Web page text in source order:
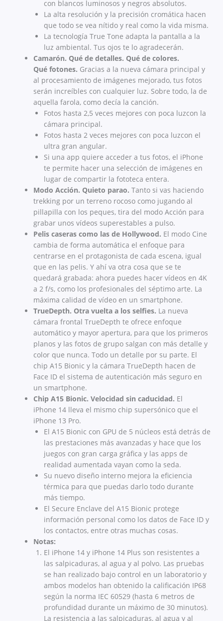
con blancos luminosos y negros absolutos.
La alta resolución y la precisión cromática hacen
que todo se vea nítido y real como la vida misma.
La tecnología True Tone adapta la pantalla a la
luz ambiental. Tus ojos te lo agradecerán.
Camarón. Qué de detalles. Qué de colores.
Qué fotones. Gracias a la nueva cámara principal y
al procesamiento de imágenes mejorado, tus fotos
serán increíbles con cualquier luz. Sobre todo, la de
aquella farola, como decía la canción.
Fotos hasta 2,5 veces mejores con poca luzcon la
cámara principal.
Fotos hasta 2 veces mejores con poca luzcon el
ultra gran angular.
Si una app quiere acceder a tus fotos, el iPhone
te permite hacer una selección de imágenes en
lugar de compartir la fototeca entera.
Modo Acción. Quieto parao. Tanto si vas haciendo
trekking por un terreno rocoso como jugando al
pillapilla con los peques, tira del modo Acción para
grabar unos vídeos superestables a pulso.
Pelis caseras como las de Hollywood. El modo Cine
cambia de forma automática el enfoque para
centrarse en el protagonista de cada escena, igual
que en las pelis. Y ahí va otra cosa que se te
quedará grabada: ahora puedes hacer vídeos en 4K
a 2 f/s, como los profesionales del séptimo arte. La
máxima calidad de vídeo en un smartphone.
TrueDepth. Otra vuelta a los selfies. La nueva
cámara frontal TrueDepth te ofrece enfoque
automático y mayor apertura, para que los primeros
planos y las fotos de grupo salgan con más detalle y
color que nunca. Todo un detalle por su parte. El
chip A15 Bionic y la cámara TrueDepth hacen de
Face ID el sistema de autenticación más seguro en
un smartphone.
Chip A15 Bionic. Velocidad sin caducidad. El
iPhone 14 lleva el mismo chip supersónico que el
iPhone 13 Pro.
El A15 Bionic con GPU de 5 núcleos está detrás de
las prestaciones más avanzadas y hace que los
juegos con gran carga gráfica y las apps de
realidad aumentada vayan como la seda.
Su nuevo diseño interno mejora la eficiencia
térmica para que puedas darlo todo durante
más tiempo.
El Secure Enclave del A15 Bionic protege
información personal como los datos de Face ID y
los contactos, entre otras muchas cosas.
Notas:
El iPhone 14 y iPhone 14 Plus son resistentes a
las salpicaduras, al agua y al polvo. Las pruebas
se han realizado bajo control en un laboratorio y
ambos modelos han obtenido la calificación IP68
según la norma IEC 60529 (hasta 6 metros de
profundidad durante un máximo de 30 minutos).
La resistencia a las salpicaduras, al agua y al